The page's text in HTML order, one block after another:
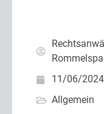
11/06/2024
Allgemein